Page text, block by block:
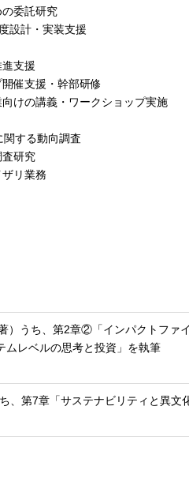
の委託研究
設計・実装支援
支援
催支援・幹部研修
けの講義・ワークショップ実施
関する動向調査
査研究
リ業務
）うち、第2章②「インパクトファ
レベルの思考と投資」を執筆
、第7章「サステナビリティと異文